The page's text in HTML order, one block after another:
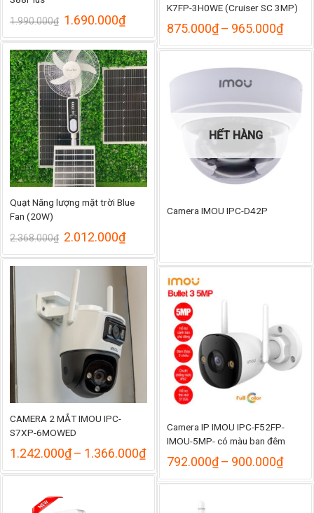
1.990.000₫ Giá
là:
1.990.000₫.
1.690.000₫Giá
tại
là:
1.690.000₫.
K7FP-3H0WE (Cruiser SC 3MP)
875.000₫– 965.000₫
từ
đến
Quạt Năng lượng mặt trời Blue
Fan (20W)
2.368.000₫ Giá
là:
2.368.000₫.
2.012.000₫Giá
tại
là:
2.012.000₫.
HẾT HÀNG
Camera IMOU IPC-D42P
CAMERA 2 MẮT IMOU IPC-
S7XP-6MOWED
1.242.000₫– 1.366.000₫Khoảng
từ
Camera IP IMOU IPC-F52FP-
IMOU-5MP- có màu ban đêm
792.000₫– 900.000₫
từ